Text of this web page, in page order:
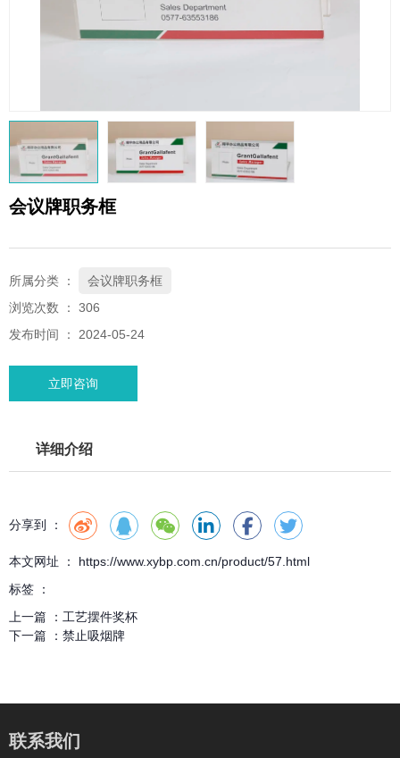
会议牌职务框
所属分类 ：
会议牌职务框
浏览次数 ： 306
发布时间 ： 2024-05-24
立即咨询
详细介绍
分享到 ：
本文网址 ： https://www.xybp.com.cn/product/57.html
标签 ：
上一篇 ： 工艺摆件奖杯
下一篇 ： 禁止吸烟牌
联系我们